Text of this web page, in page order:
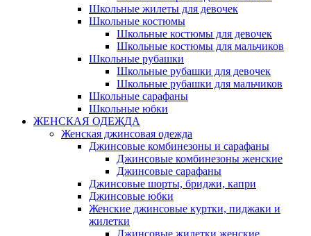
Школьные жилеты для девочек
Школьные костюмы
Школьные костюмы для девочек
Школьные костюмы для мальчиков
Школьные рубашки
Школьные рубашки для девочек
Школьные рубашки для мальчиков
Школьные сарафаны
Школьные юбки
ЖЕНСКАЯ ОДЕЖДА
Женская джинсовая одежда
Джинсовые комбинезоны и сарафаны
Джинсовые комбинезоны женские
Джинсовые сарафаны
Джинсовые шорты, бриджи, капри
Джинсовые юбки
Женские джинсовые куртки, пиджаки и
жилетки
Джинсовые жилетки женские